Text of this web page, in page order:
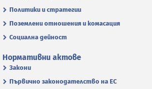
Политики и стратегии
Поземлени отношения и комасация
Социална дейност
Нормативни актове
Закони
Първично законодателство на ЕС